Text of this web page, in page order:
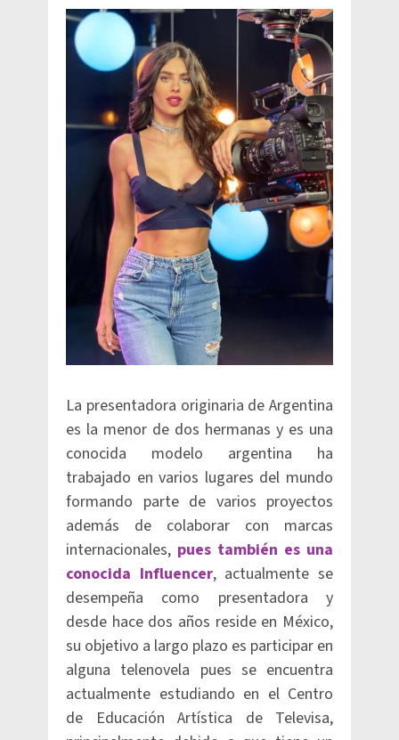
La presentadora originaria de Argentina
es la menor de dos hermanas y es una
conocida modelo argentina ha
trabajado en varios lugares del mundo
formando parte de varios proyectos
además de colaborar con marcas
internacionales, pues también es una
conocida Influencer, actualmente se
desempeña como presentadora y
desde hace dos años reside en México,
su objetivo a largo plazo es participar en
alguna telenovela pues se encuentra
actualmente estudiando en el Centro
de Educación Artística de Televisa,